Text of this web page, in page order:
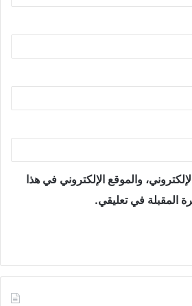
والموقع الإلكتروني في هذا
المقبلة في تعليقي.